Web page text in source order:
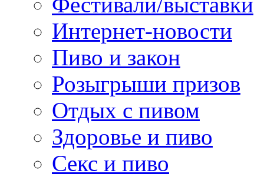
Интернет-новости
Пиво и закон
Розыгрыши призов
Отдых с пивом
Здоровье и пиво
Секс и пиво